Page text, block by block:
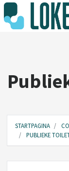
STARTPAGINA
PUBLIEKE